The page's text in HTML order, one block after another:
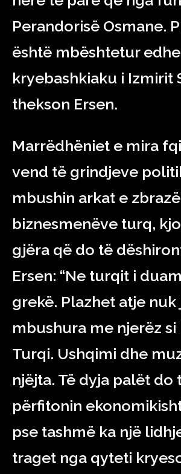
Perandorisë Osmane.
është mbështetur
kryebashkiaku i Izmirit
thekson Ersen.
Marrëdhëniet e mira
vend të grindjeve
mbushin arkat e
biznesmenëve turq,
gjëra që do të
Ersen: “Ne turqit i
grekë. Plazhet atje nuk
mbushura me njerëz si
Turqi. Ushqimi dhe
njëjta. Të dyja palët do
përfitonin
pse tashmë ka një
traget nga qyteti